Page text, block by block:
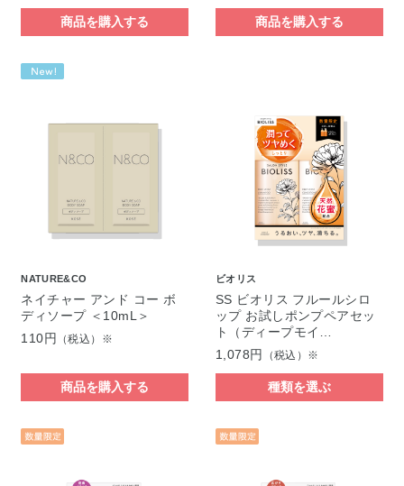
商品を購入する 商品を購入する
NATURE&CO
ネイチャー アンド コー ボ
ディソープ ＜10mL＞
110円
（税込）※
商品を購入する
ビオリス
SS ビオリス フルールシロ
ップ お試しポンプペアセッ
ト（ディープモイ…
1,078円
（税込）※
種類を選ぶ